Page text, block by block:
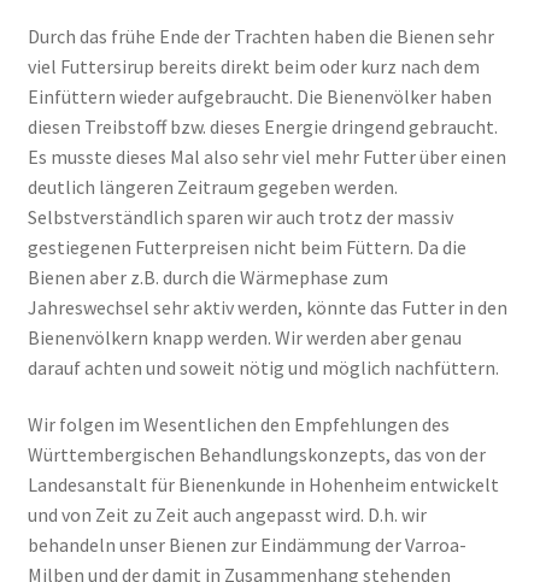
Durch das frühe Ende der Trachten haben die Bienen sehr
viel Futtersirup bereits direkt beim oder kurz nach dem
Einfüttern wieder aufgebraucht. Die Bienenvölker haben
diesen Treibstoff bzw. dieses Energie dringend gebraucht.
Es musste dieses Mal also sehr viel mehr Futter über einen
deutlich längeren Zeitraum gegeben werden.
Selbstverständlich sparen wir auch trotz der massiv
gestiegenen Futterpreisen nicht beim Füttern. Da die
Bienen aber z.B. durch die Wärmephase zum
Jahreswechsel sehr aktiv werden, könnte das Futter in den
Bienenvölkern knapp werden. Wir werden aber genau
darauf achten und soweit nötig und möglich nachfüttern.
Wir folgen im Wesentlichen den Empfehlungen des
Württembergischen Behandlungskonzepts, das von der
Landesanstalt für Bienenkunde in Hohenheim entwickelt
und von Zeit zu Zeit auch angepasst wird. D.h. wir
behandeln unser Bienen zur Eindämmung der Varroa-
Milben und der damit in Zusammenhang stehenden